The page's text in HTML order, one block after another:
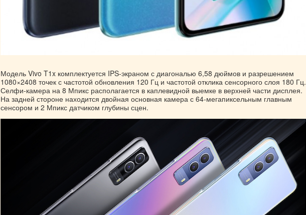
Модель Vivo T1x комплектуется IPS-экраном с диагональю 6,58 дюймов и разрешением
1080×2408 точек с частотой обновления 120 Гц и частотой отклика сенсорного слоя 180 Гц.
Селфи-камера на 8 Мпикс располагается в каплевидной выемке в верхней части дисплея.
На задней стороне находится двойная основная камера с 64-мегапиксельным главным
сенсором и 2 Мпикс датчиком глубины сцен.